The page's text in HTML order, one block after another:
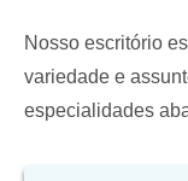
Nosso escritório
variedade e
especialidades